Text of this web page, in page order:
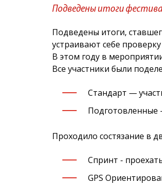
Подведены итоги
Подведены итоги,
устраивают себе
В этом году в
Все участники были
Стандарт —
Подготовленные
Проходило состязание в
Спринт -
GPS